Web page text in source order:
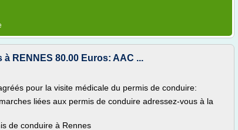
RENNES 80.00 Euros: AAC ...
pour la visite médicale du permis de conduire:
liées aux permis de conduire adressez-vous à la
de conduire à Rennes